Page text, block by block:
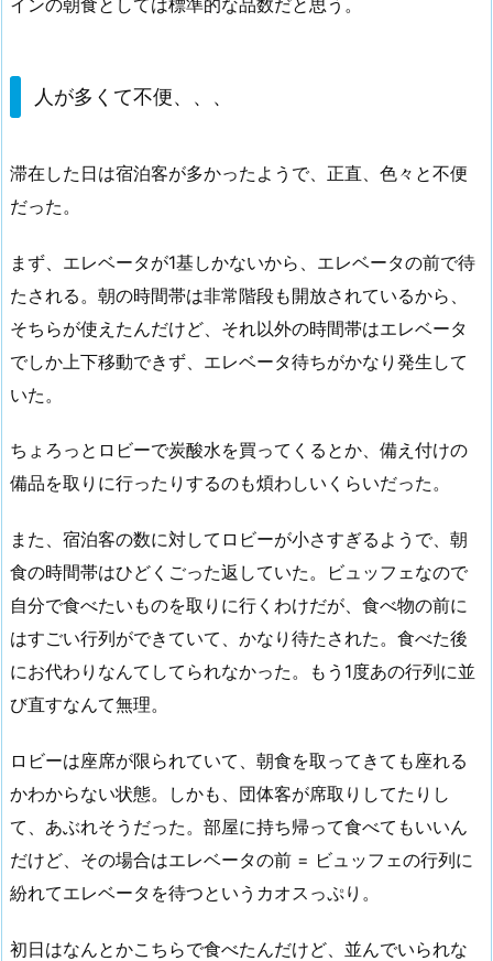
インの朝食としては標準的な品数だと思う。
人が多くて不便、、、
滞在した日は宿泊客が多かったようで、正直、色々と不便
だった。
まず、エレベータが1基しかないから、エレベータの前で待
たされる。朝の時間帯は非常階段も開放されているから、
そちらが使えたんだけど、それ以外の時間帯はエレベータ
でしか上下移動できず、エレベータ待ちがかなり発生して
いた。
ちょろっとロビーで炭酸水を買ってくるとか、備え付けの
備品を取りに行ったりするのも煩わしいくらいだった。
また、宿泊客の数に対してロビーが小さすぎるようで、朝
食の時間帯はひどくごった返していた。ビュッフェなので
自分で食べたいものを取りに行くわけだが、食べ物の前に
はすごい行列ができていて、かなり待たされた。食べた後
にお代わりなんてしてられなかった。もう1度あの行列に並
び直すなんて無理。
ロビーは座席が限られていて、朝食を取ってきても座れる
かわからない状態。しかも、団体客が席取りしてたりし
て、あぶれそうだった。部屋に持ち帰って食べてもいいん
だけど、その場合はエレベータの前 = ビュッフェの行列に
紛れてエレベータを待つというカオスっぷり。
初日はなんとかこちらで食べたんだけど、並んでいられな